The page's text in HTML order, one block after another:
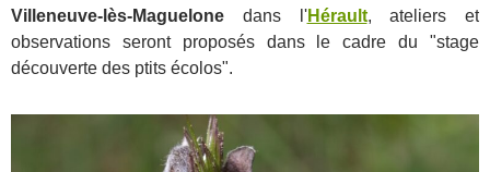
Villeneuve-lès-Maguelone dans l'Hérault, ateliers et
observations seront proposés dans le cadre du "stage
découverte des ptits écolos".